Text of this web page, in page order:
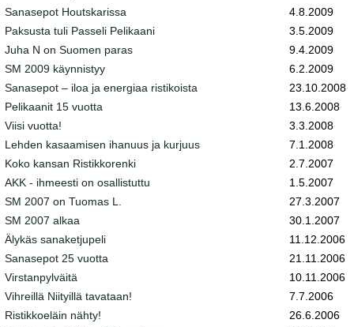
Sanasepot Houtskarissa
4.8.2009
Paksusta tuli Passeli Pelikaani
3.5.2009
Juha N on Suomen paras
9.4.2009
SM 2009 käynnistyy
6.2.2009
Sanasepot – iloa ja energiaa ristikoista
23.10.2008
Pelikaanit 15 vuotta
13.6.2008
Viisi vuotta!
3.3.2008
Lehden kasaamisen ihanuus ja kurjuus
7.1.2008
Koko kansan Ristikkorenki
2.7.2007
AKK - ihmeesti on osallistuttu
1.5.2007
SM 2007 on Tuomas L.
27.3.2007
SM 2007 alkaa
30.1.2007
Älykäs sanaketjupeli
11.12.2006
Sanasepot 25 vuotta
21.11.2006
Virstanpylväitä
10.11.2006
Vihreillä Niityillä tavataan!
7.7.2006
Ristikkoeläin nähty!
26.6.2006